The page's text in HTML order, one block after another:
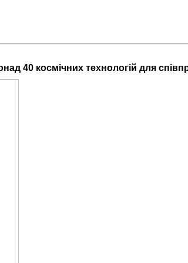
40 космічних технологій для